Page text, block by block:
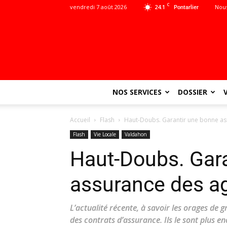
24.1 C Pontarlier
vendredi 7 août 2026
NOS SERVICES DOSSIER
Accueil Flash Haut-Doubs. Garantir une bonne
Flash Vie Locale Valdahon
Haut-Doubs.
assurance des
L’actualité récente, à savoir les orages de
des contrats d’assurance. Ils le sont plus